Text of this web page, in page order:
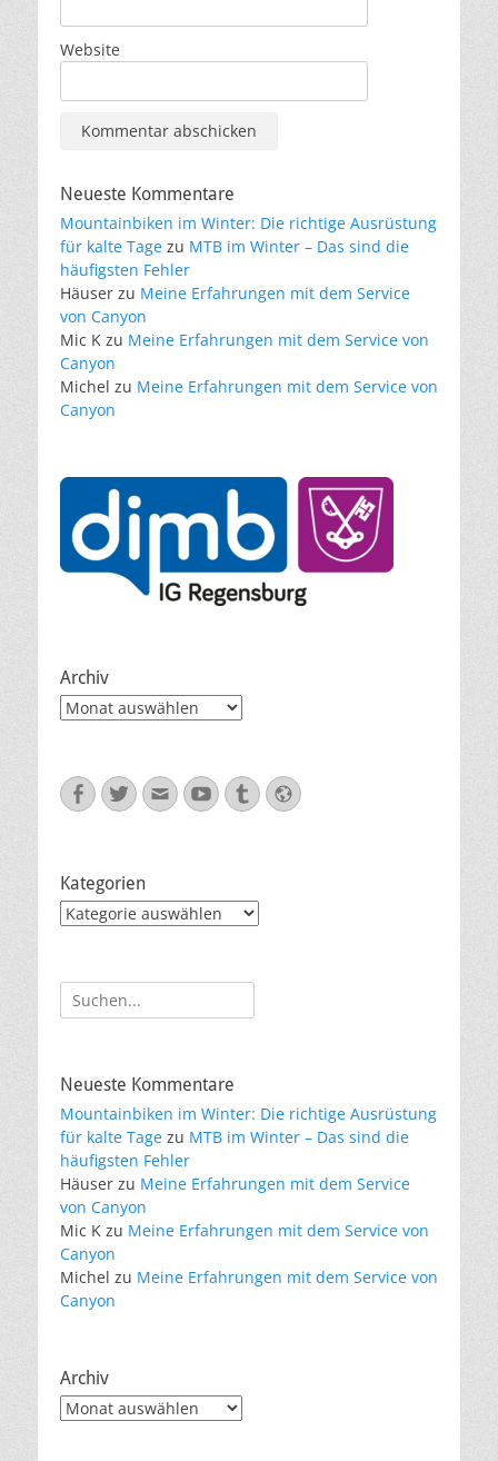
Website
Neueste Kommentare
Mountainbiken im Winter: Die richtige Ausrüstung
für kalte Tage zu MTB im Winter – Das sind die
häufigsten Fehler
Häuser zu Meine Erfahrungen mit dem Service
von Canyon
Mic K zu Meine Erfahrungen mit dem Service von
Canyon
Michel zu Meine Erfahrungen mit dem Service von
Canyon
Archiv
Archiv
Facebook
Twitter
E-
Mail
YouTube
TumblrWebsite
Kategorien
Kategorien
Suche
nach:
Neueste Kommentare
Mountainbiken im Winter: Die richtige Ausrüstung
für kalte Tage zu MTB im Winter – Das sind die
häufigsten Fehler
Häuser zu Meine Erfahrungen mit dem Service
von Canyon
Mic K zu Meine Erfahrungen mit dem Service von
Canyon
Michel zu Meine Erfahrungen mit dem Service von
Canyon
Archiv
Archiv